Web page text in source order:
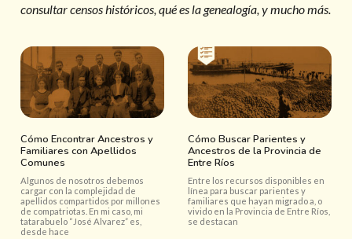
consultar censos históricos, qué es la genealogía, y mucho más.
Cómo Encontrar Ancestros y
Familiares con Apellidos
Comunes
Algunos de nosotros debemos
cargar con la complejidad de
apellidos compartidos por millones
de compatriotas. En mi caso, mi
tatarabuelo “José Alvarez” es,
desde hace
Cómo Buscar Parientes y
Ancestros de la Provincia de
Entre Ríos
Entre los recursos disponibles en
línea para buscar parientes y
familiares que hayan migrado a, o
vivido en la Provincia de Entre Ríos,
se destacan